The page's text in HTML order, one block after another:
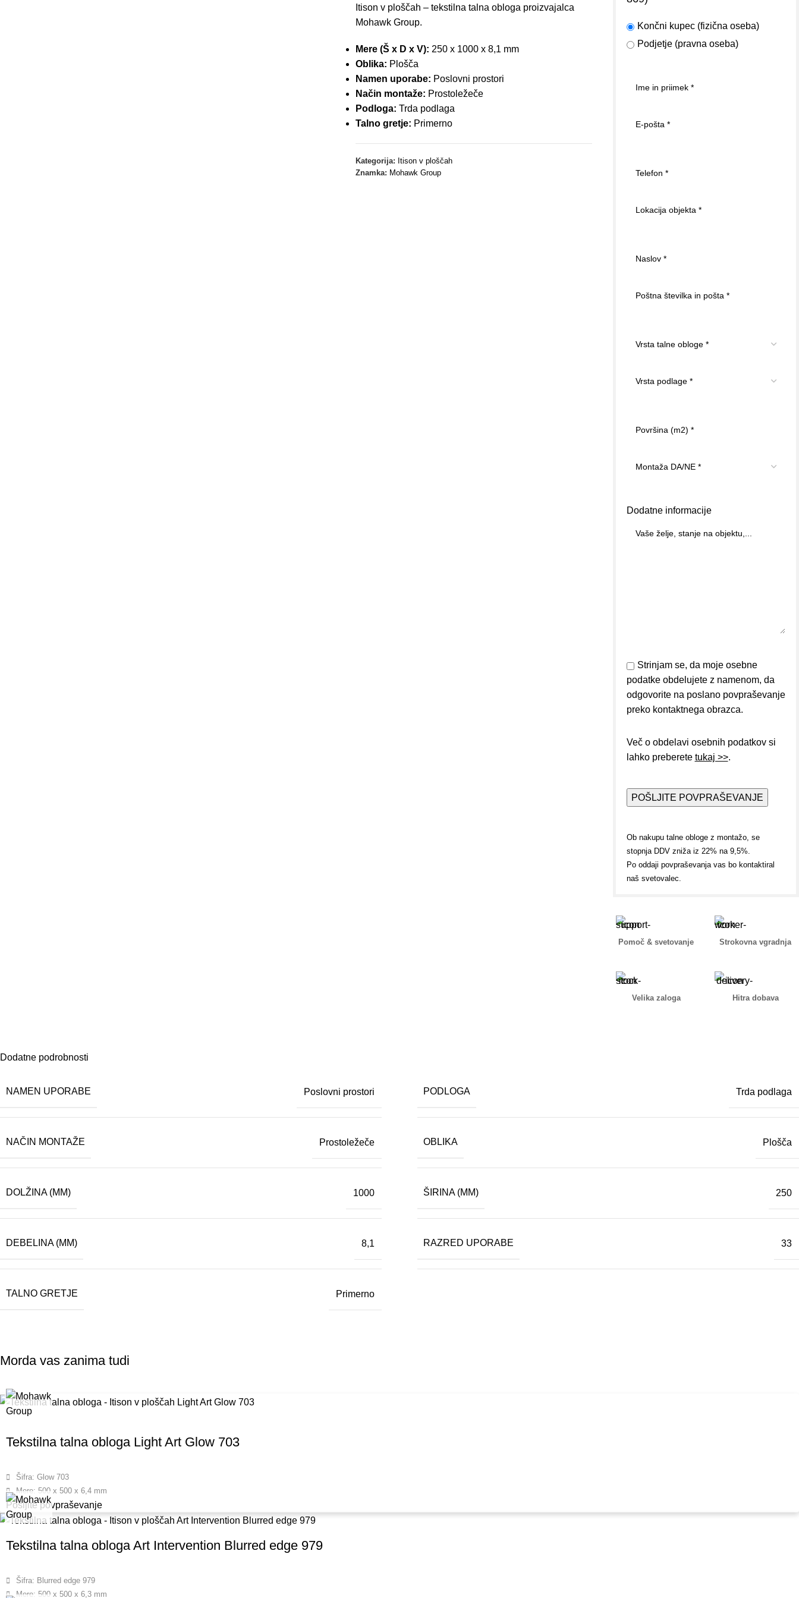
*V primeru nakupa talne obloge z ali brez montaže.
Itison v ploščah – tekstilna talna obloga proizvajalca
Mohawk Group.
Mere (Š x D x V): 250 x 1000 x 8,1 mm
Oblika: Plošča
Namen uporabe: Poslovni prostori
Način montaže: Prostoležeče
Podloga: Trda podlaga
Talno gretje: Primerno
Kategorija: Itison v ploščah
Znamka: Mohawk Group
Končni kupec (fizična oseba)
Podjetje (pravna oseba)
Dodatne informacije
Strinjam se, da moje osebne
podatke obdelujete z namenom, da
odgovorite na poslano povpraševanje
preko kontaktnega obrazca.
Več o obdelavi osebnih podatkov si
lahko preberete tukaj >>.
Ob nakupu talne obloge z montažo, se
stopnja DDV zniža iz 22% na 9,5%.
Po oddaji povpraševanja vas bo kontaktiral
naš svetovalec.
Pomoč & svetovanje Strokovna vgradnja
Velika zaloga Hitra dobava
Dodatne podrobnosti
NAMEN UPORABE Poslovni prostori PODLOGA Trda podlaga
NAČIN MONTAŽE Prostoležeče OBLIKA Plošča
DOLŽINA (MM) 1000 ŠIRINA (MM) 250
DEBELINA (MM) 8,1 RAZRED UPORABE 33
TALNO GRETJE Primerno
Morda vas zanima tudi
Tekstilna talna obloga Light Art Glow 703
Šifra: Glow 703
Mere: 500 x 500 x 6,4 mm
Pošljite povpraševanje
Tekstilna talna obloga Art Intervention Blurred edge 979
Šifra: Blurred edge 979
Mere: 500 x 500 x 6,3 mm